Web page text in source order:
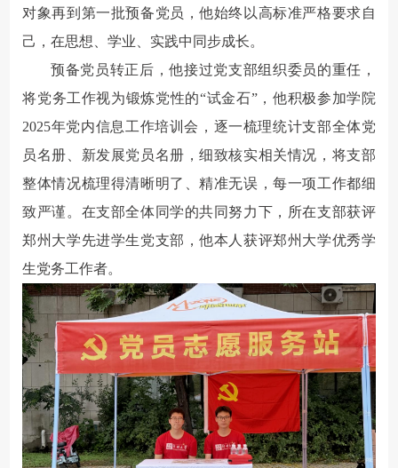
对象再到第一批预备党员，他始终以高标准严格要求自
己，在思想、学业、实践中同步成长。
预备党员转正后，他接过党支部组织委员的重任，
将党务工作视为锻炼党性的“试金石”， 他积极参加学院
2025年党内信息工作培训会，逐一梳理统计支部全体党
员名册、新发展党员名册，细致核实相关情况，将支部
整体情况梳理得清晰明了、精准无误，每一项工作都细
致严谨。在支部全体同学的共同努力下，所在支部获评
郑州大学先进学生党支部，他本人获评郑州大学优秀学
生党务工作者。